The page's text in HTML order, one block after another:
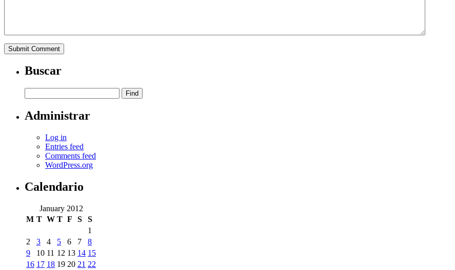
Buscar
Administrar
Log in
Entries feed
Comments feed
WordPress.org
Calendario
January 2012
M T W T F S
S
1
2
3 4 5 6 7
8
9
10 11 12 13 14 15
16 17 18 19 20 21 22